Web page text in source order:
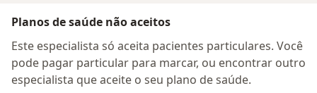
Planos de saúde não aceitos
Este especialista só aceita pacientes particulares. Você
pode pagar particular para marcar, ou encontrar outro
especialista que aceite o seu plano de saúde.